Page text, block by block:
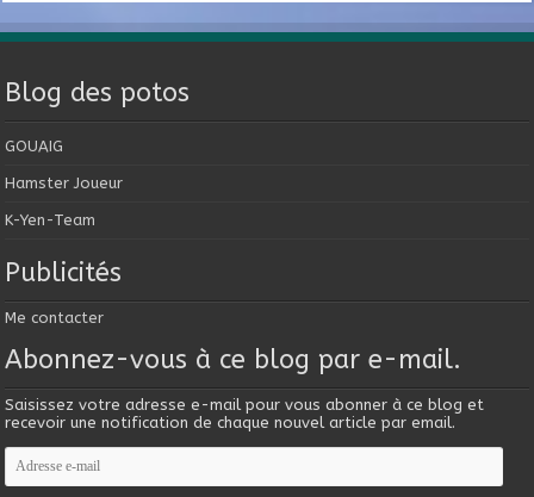
Blog des potos
GOUAIG
Hamster Joueur
K-Yen-Team
Publicités
Me contacter
Abonnez-vous à ce blog par e-mail.
Saisissez votre adresse e-mail pour vous abonner à ce blog et
recevoir une notification de chaque nouvel article par email.
Adresse
e-
mail